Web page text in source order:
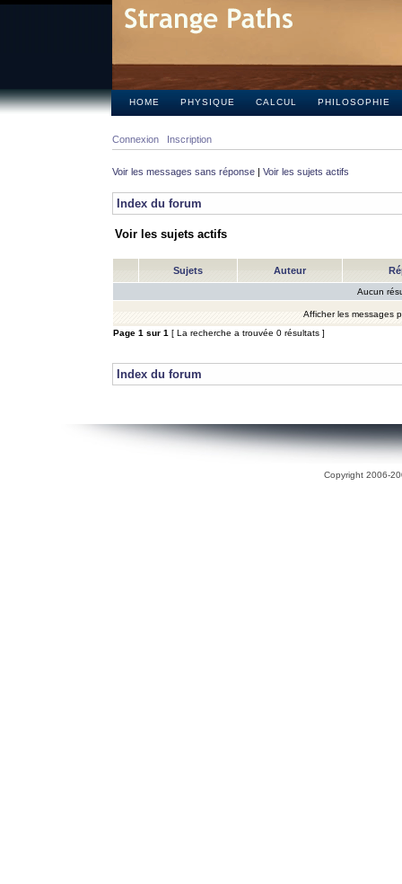
HOME PHYSIQUE CALCUL PHILOSOPHIE
Connexion Inscription
Voir les messages sans réponse | Voir les sujets actifs
Index du forum
Voir les sujets actifs
Sujets Auteur
Aucun
Afficher les messages
Page 1 sur 1 [ La recherche a trouvée 0 résultats ]
Index du forum
Copyright 2006-